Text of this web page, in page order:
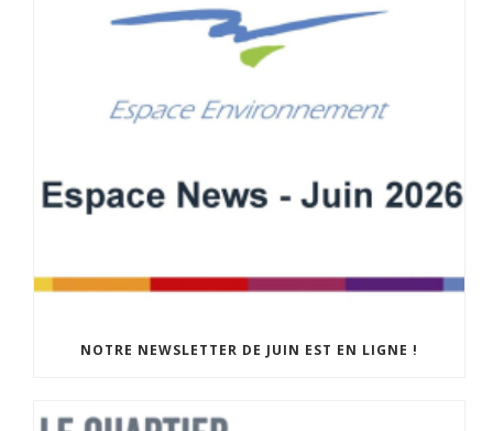
NOTRE NEWSLETTER DE JUIN EST EN LIGNE !